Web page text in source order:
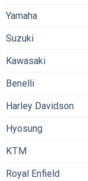
Yamaha
Suzuki
Kawasaki
Benelli
Harley Davidson
Hyosung
KTM
Royal Enfield